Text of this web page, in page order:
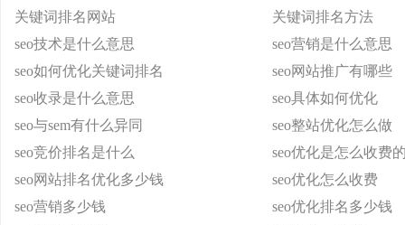
关键词排名网站
关键词排名方法
seo技术是什么意思
seo营销是什么意思
seo如何优化关键词排名
seo网站推广有哪些
seo收录是什么意思
seo具体如何优化
seo与sem有什么异同
seo整站优化怎么做
seo竞价排名是什么
seo优化是怎么收费
seo网站排名优化多少钱
seo优化怎么收费
seo营销多少钱
seo优化排名多少钱